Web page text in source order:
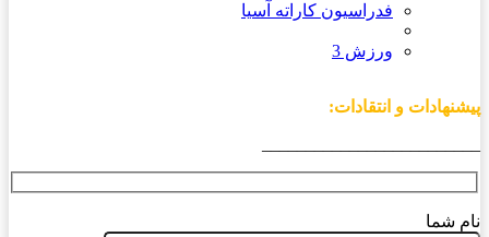
فدراسیون کاراته آسیا
ورزش 3
پیشنهادات و انتقادات:
نام شما